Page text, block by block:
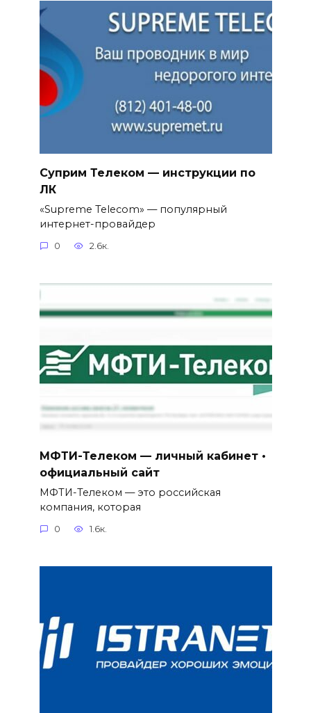
Суприм Телеком — инструкции по
ЛК
«Supreme Telecom» — популярный
интернет-провайдер
0 2.6к.
МФТИ-Телеком — личный кабинет •
официальный сайт
МФТИ-Телеком — это российская
компания, которая
0 1.6к.